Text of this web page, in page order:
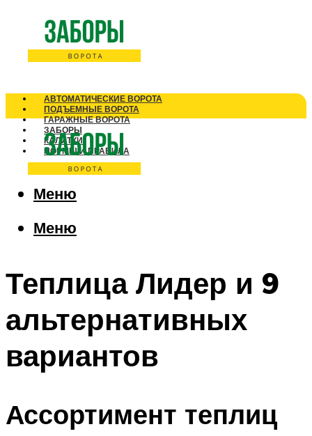
АВТОМАТИЧЕСКИЕ ВОРОТА
ПОДЪЕМНЫЕ ВОРОТА
ГАРАЖНЫЕ ВОРОТА
ЗАБОРЫ
КАЛИТКИ
НОРМЫ И ПРАВИЛА
Меню
Меню
Теплица Лидер и 9
альтернативных
вариантов
Ассортимент теплиц